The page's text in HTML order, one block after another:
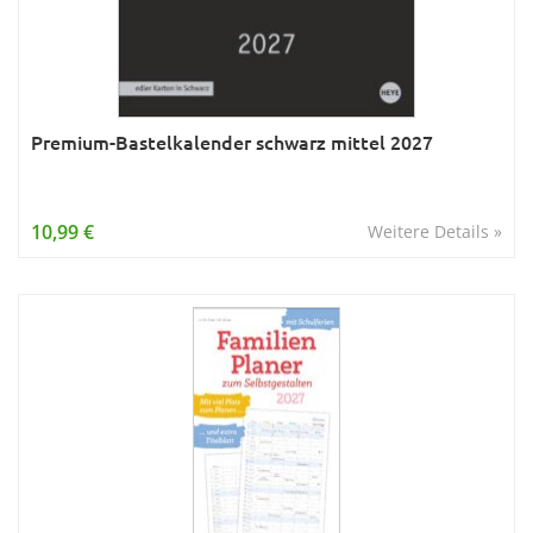
Premium-Bastelkalender schwarz mittel 2027
Weitere Details »
10,99 €